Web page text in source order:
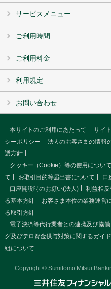
サービスメニュー
ご利用時間
ご利用料金
利用規定
お問い合わせ
本サイトのご利用にあたって サイ
シーポリシー
法人のお客さまの情報
誘方針
クッキー（Cookie）等の使用について
て
お取引目的等届出書について
口
口座開設時のお願い(法人)
利益相反
る基本方針
お客さま本位の業務運営
る取引方針
電子決済等代行業者との連携及び協
グ及びテロ資金供与対策に関するガイ
組について
Copyright © Sumitomo Mitsui